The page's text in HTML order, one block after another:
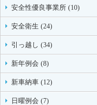
安全性優良事業所 (10)
安全衛生 (24)
引っ越し (34)
新年例会 (8)
新車納車 (12)
日曜例会 (7)